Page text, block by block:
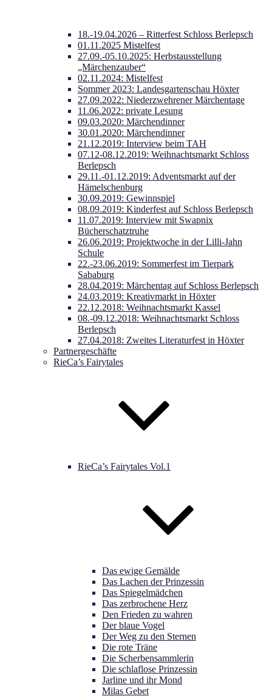
18.-19.04.2026 – Ritterfest Schloss Berlepsch
01.11.2025 Mistelfest
27.09.-05.10.2025: Herbstausstellung
„Märchenzauber“
02.11.2024: Mistelfest
Sommer 2023: Landesgartenschau Höxter
27.09.2022: Niederzwehrener Märchentage
11.06.2022: private Lesung
09.03.2020: Märchendinner
30.01.2020: Märchendinner
21.12.2019: Interview beim TAH
07.12-08.12.2019: Weihnachtsmarkt Schloss
Berlepsch
29.11.-01.12.2019: Adventsmarkt auf der
Hämelschenburg
30.09.2019: Gewinnspiel
08.09.2019: Kinderfest auf Schloss Berlepsch
11.07.2019: Interview mit Swapnix
Bücherschatztruhe
26.06.2019: Projektwoche in der Lilli-Jahn
Schule
22.-23.06.2019: Sommerfest im Tierpark
Sababurg
28.04.2019: Märchentag auf Schloss Berlepsch
24.03.2019: Kreativmarkt in Höxter
22.12.2018: Weihnachtsmarkt Kassel
08.-09.12.2018: Weihnachtsmarkt Schloss
Berlepsch
27.04.2018: Zweites Literaturfest in Höxter
Partnergeschäfte
RieCa’s Fairytales
RieCa’s Fairytales Vol.1
Das ewige Gemälde
Das Lachen der Prinzessin
Das Spiegelmädchen
Das zerbrochene Herz
Den Frieden zu wahren
Der blaue Vogel
Der Weg zu den Sternen
Die rote Träne
Die Scherbensammlerin
Die schlaflose Prinzessin
Jarline und ihr Mond
Milas Gebet